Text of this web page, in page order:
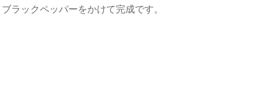
ラックペッパーをかけて完成です。